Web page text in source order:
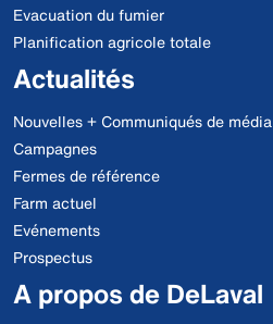
Evacuation du fumier
Planification agricole totale
Actualités
Nouvelles + Communiqués de média
Campagnes
Fermes de référence
Farm actuel
Evénements
Prospectus
A propos de DeLaval